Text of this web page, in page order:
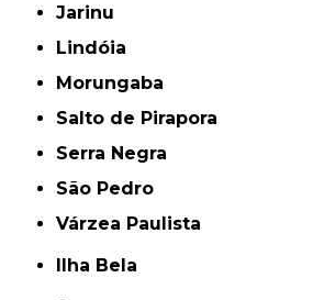
Jarinu
Lindóia
Morungaba
Salto de Pirapora
Serra Negra
São Pedro
Várzea Paulista
Ilha Bela